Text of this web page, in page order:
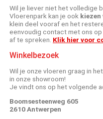
Wil je liever niet het volledige
Vloerenpark kan je ook kiezen
klein deel vooraf en het
eenvoudig contact met ons op
af te spreken. Klik hier voor
Winkelbezoek
Wil je onze vloeren graag in
in onze showroom!
Je vindt ons op het volgende
Boomsesteenweg 605
2610 Antwerpen